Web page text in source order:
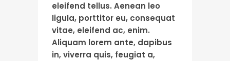
eleifend tellus. Aenean leo
ligula, porttitor eu, consequat
vitae, eleifend ac, enim.
Aliquam lorem ante, dapibus
in, viverra quis, feugiat a,